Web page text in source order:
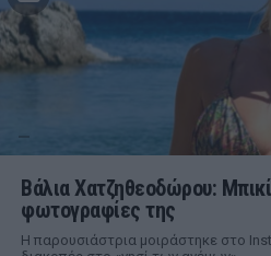
Βάλια Χατζηθεοδώρου:
φωτογραφίες της
Η παρουσιάστρια μοιράστηκε στο